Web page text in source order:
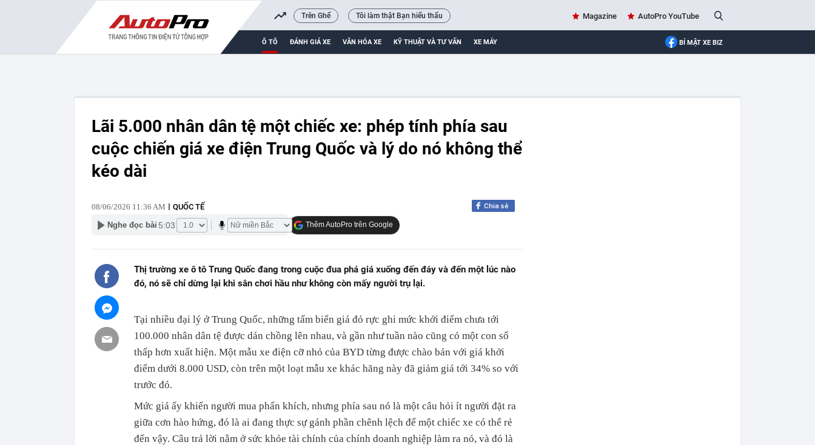
Trên Ghế Tôi làm thật Bạn hiểu thấu Magazine AutoPro YouTube
Ô TÔ ĐÁNH GIÁ XE VĂN HÓA XE KỸ THUẬT VÀ TƯ VẤN XE MÁY BÍ MẬT XE BIZ
Lãi 5.000 nhân dân tệ một chiếc xe: phép tính phía sau
cuộc chiến giá xe điện Trung Quốc và lý do nó không thể
kéo dài
08/06/2026 11:36 AM QUỐC TẾ Chia sẻ
Thêm AutoPro trên Google
Nghe đọc bài 5:03
Thị trường xe ô tô Trung Quốc đang trong cuộc đua phá giá xuống đến đáy và đến một lúc nào
đó, nó sẽ chỉ dừng lại khi sân chơi hầu như không còn mấy người trụ lại.
Tại nhiều đại lý ở Trung Quốc, những tấm biển giá đỏ rực ghi mức khởi điểm chưa tới
100.000 nhân dân tệ được dán chồng lên nhau, và gần như tuần nào cũng có một con số
thấp hơn xuất hiện. Một mẫu xe điện cỡ nhỏ của BYD từng được chào bán với giá khởi
điểm dưới 8.000 USD, còn trên một loạt mẫu xe khác hãng này đã giảm giá tới 34% so với
trước đó.
Mức giá ấy khiến người mua phấn khích, nhưng phía sau nó là một câu hỏi ít người đặt ra
giữa cơn hào hứng, đó là ai đang thực sự gánh phần chênh lệch để một chiếc xe có thể rẻ
đến vậy. Câu trả lời nằm ở sức khỏe tài chính của chính doanh nghiệp làm ra nó, và đó là